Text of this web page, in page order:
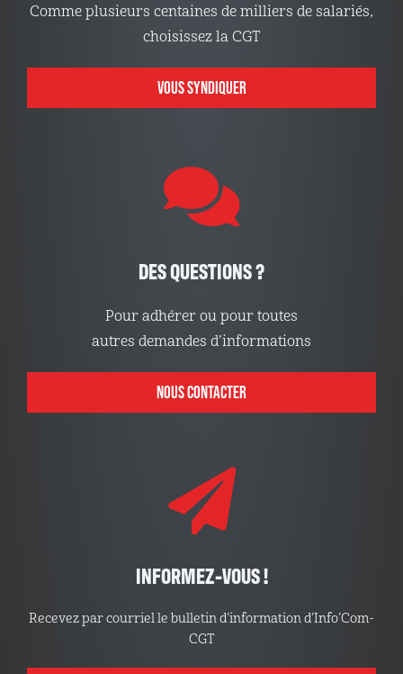
Comme plusieurs centaines de milliers de salariés,
choisissez la CGT
VOUS SYNDIQUER
DES QUESTIONS ?
Pour adhérer ou pour toutes
autres demandes d’informations
NOUS CONTACTER
INFORMEZ-VOUS !
Recevez par courriel le bulletin d’information d’Info’Com-
CGT